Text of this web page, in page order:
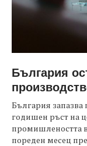
България
България запазва
годишен ръст на
промишлеността
пореден месец